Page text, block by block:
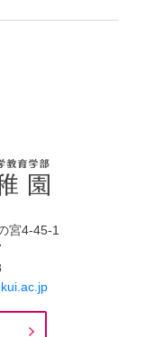
宮4-45-1